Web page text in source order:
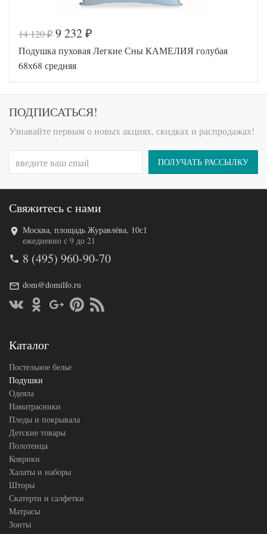
Код товара
575-381
Артикул
AGD-77
Плотность
Средняя
Размер
Наполнитель
Гусиный
перо
Ткань
Тик
Производитель
Легкие
Сны
Код товара
350-000
Артикул
(15)02г-
Плотность
Средняя
подушки
68х68
Ткань
Производитель
14 120₽ 9 232 ₽
Подушка пуховая Легкие Сны КАМЕЛИЯ голубая
68х68 средняя
ПОДПИСАТЬСЯ!
Узнавайте первым о новых акциях, скидках и распродажах!
ПОЛУЧАТЬ РАССЫЛКУ
Свяжитесь с нами
Москва, площадь Журавлёва, 10с1
ежедневно с 9 до 21
8 (495) 960-90-70
dom@domilfo.ru
Каталог
Постельное белье
Подушки
Одеяла
Наматрасники
Пледы и покрывала
Детские товары
Полотенца
Коврики
Халаты и наборы
Шторы
Скатерти и салфетки
Матрасы
Зонты